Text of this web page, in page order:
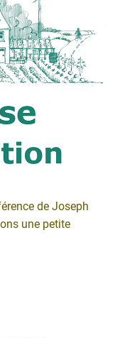
de Joseph
une petite